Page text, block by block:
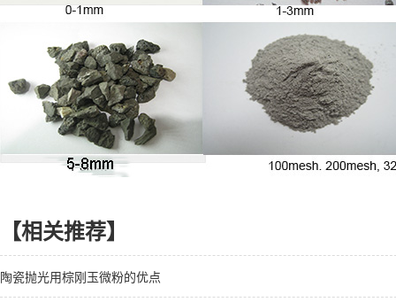
【相关推荐】
陶瓷抛光用棕刚玉微粉的优点